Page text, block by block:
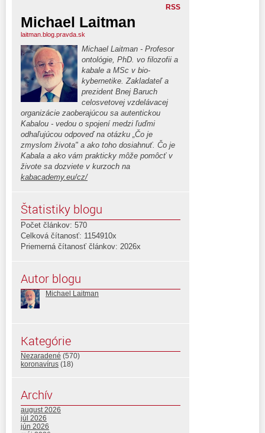
RSS
Michael Laitman
laitman.blog.pravda.sk
Michael Laitman - Profesor
ontológie, PhD. vo filozofii a
kabale a MSc v bio-
kybernetike. Zakladateľ a
prezident Bnej Baruch
celosvetovej vzdelávacej
organizácie zaoberajúcou sa autentickou
Kabalou - vedou o spojení medzi ľuďmi
odhaľujúcou odpoveď na otázku „Čo je
zmyslom života" a ako toho dosiahnuť. Čo je
Kabala a ako vám prakticky môže pomôcť v
živote sa dozviete v kurzoch na
kabacademy.eu/cz/
Štatistiky blogu
Počet článkov: 570
Celková čítanosť: 1154910x
Priemerná čítanosť článkov: 2026x
Autor blogu
Michael Laitman
Kategórie
Nezaradené (570)
koronavírus (18)
Archív
august 2026
júl 2026
jún 2026